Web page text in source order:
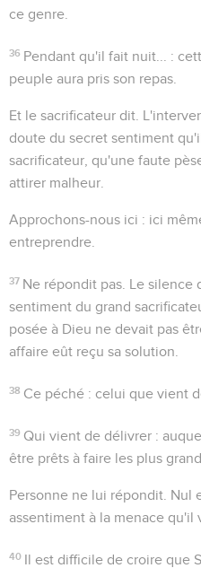
ce genre.
36 Pendant qu'il fait nuit...
:
peuple aura pris son repas.
Et le sacrificateur dit .
doute du secret sentiment
sacrificateur, qu'une faute
attirer malheur.
Approchons-nous ici : ici
entreprendre.
37 Ne répondit pas . Le
sentiment du grand
posée à Dieu ne devait pas
affaire eût reçu sa solution.
38 Ce péché : celui que vient
39 Qui vient de délivrer :
être prêts à faire les plus
Personne ne lui répondit .
assentiment à la menace qu'il
40 Il est difficile de croire que